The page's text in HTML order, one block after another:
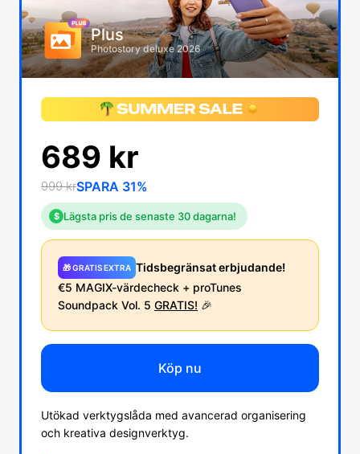
Plus
Photostory deluxe 2026
689 kr
999 krSPARA 31%
$ Lägsta pris de senaste 30 dagarna!
🎁 GRATIS EXTRA Tidsbegränsat erbjudande!
€5 MAGIX-värdecheck + proTunes
Soundpack Vol. 5 GRATIS! 🎉
Köp nu
Utökad verktygslåda med avancerad organisering
och kreativa designverktyg.